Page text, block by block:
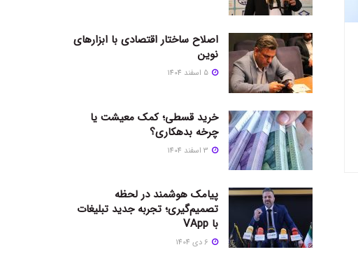
اصلاح ساختار اقتصادی با ابزارهای
نوین
خرید قسطی؛ کمک معیشت یا
چرخه بدهکاری؟
پیامک هوشمند در لحظه
تصمیم‌گیری؛ تجربه جدید تبلیغات
با VApp